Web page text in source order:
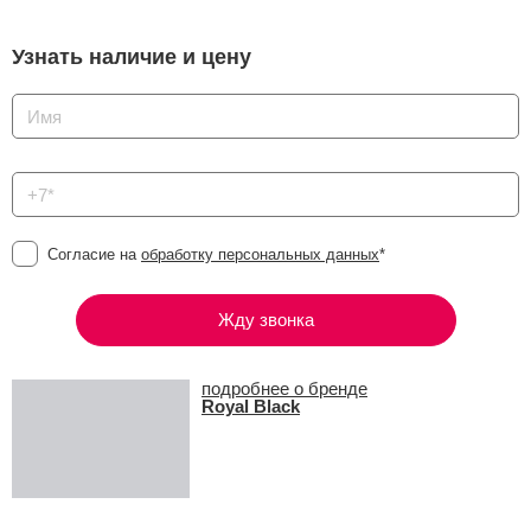
Узнать наличие и цену
Согласие на обработку персональных данных*
Жду звонка
подробнее о бренде
Royal Black